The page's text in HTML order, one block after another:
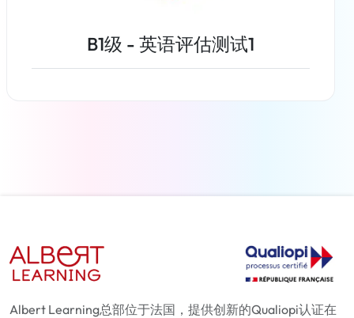
B1级 - 英语评估测试1
Albert Learning总部位于法国，提供创新的Qualiopi认证在